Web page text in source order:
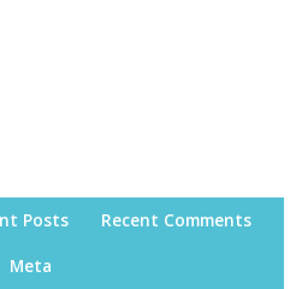
Posts Recent Comments
Meta